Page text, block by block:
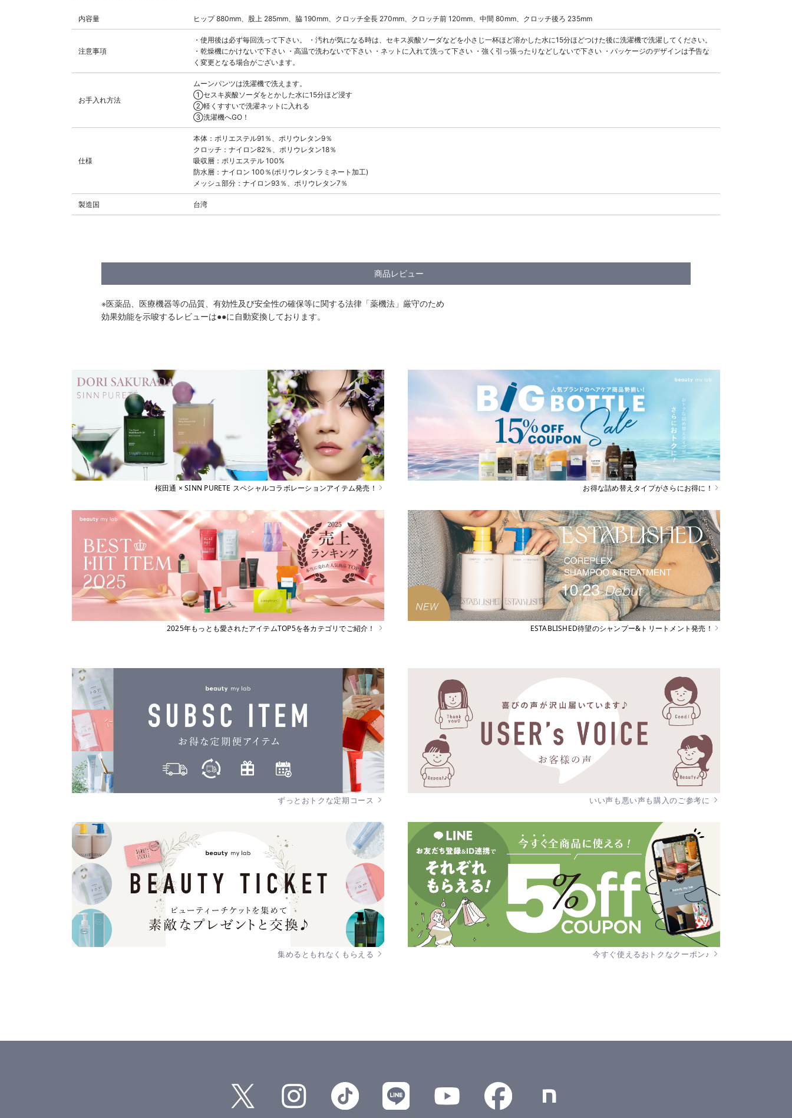
内容量 ヒップ 880mm、股上 285mm、脇 190mm、クロッチ全長 270mm、クロッチ前 120mm、中間 80mm、クロッチ後ろ 235mm
注意事項
・使用後は必ず毎回洗って下さい。 ・汚れが気になる時は、セキス炭酸ソーダなどを小さじ一杯ほど溶かした水に15分ほどつけた後に洗濯機で洗濯してください。
・乾燥機にかけないで下さい ・高温で洗わないで下さい ・ネットに入れて洗って下さい ・強く引っ張ったりなどしないで下さい ・パッケージのデザインは予告な
く変更となる場合がございます。
お手入れ方法
ムーンパンツは洗濯機で洗えます。
①セスキ炭酸ソーダをとかした水に15分ほど浸す
②軽くすすいで洗濯ネットに入れる
③洗濯機へGO！
仕様
本体：ポリエステル91％、ポリウレタン9％
クロッチ：ナイロン82％、ポリウレタン18％
吸収層：ポリエステル 100%
防水層：ナイロン 100％(ポリウレタンラミネート加工)
メッシュ部分：ナイロン93％、ポリウレタン7％
製造国 台湾
商品レビュー
※医薬品、医療機器等の品質、有効性及び安全性の確保等に関する法律「薬機法」厳守のため
効果効能を示唆するレビューは●●に自動変換しております。
桜田通 × SINN PURETE スペシャルコラボレーションアイテム発売！ お得な詰め替えタイプがさらにお得に！
2025年もっとも愛されたアイテムTOP5を各カテゴリでご紹介！ ESTABLISHED待望のシャンプー&トリートメント発売！
ずっとおトクな定期コース いい声も悪い声も購入のご参考に
集めるともれなくもらえる 今すぐ使えるおトクなクーポン♪